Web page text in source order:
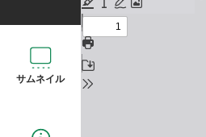
サムネイル